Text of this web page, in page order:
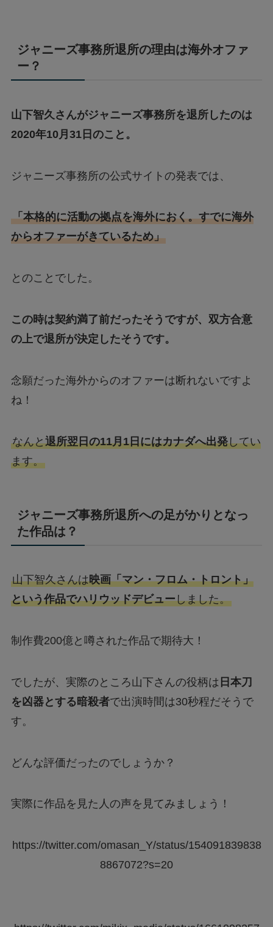
ジャニーズ事務所退所の理由は海外オファ
ー？
山下智久さんがジャニーズ事務所を退所したのは
2020年10月31日のこと。
ジャニーズ事務所の公式サイトの発表では、
「本格的に活動の拠点を海外におく。すでに海外
からオファーがきているため」
とのことでした。
この時は契約満了前だったそうですが、双方合意
の上で退所が決定したそうです。
念願だった海外からのオファーは断れないですよ
ね！
なんと退所翌日の11月1日にはカナダへ出発してい
ます。
ジャニーズ事務所退所への足がかりとなっ
た作品は？
山下智久さんは映画「マン・フロム・トロント」
という作品でハリウッドデビューしました。
制作費200億と噂された作品で期待大！
でしたが、実際のところ山下さんの役柄は 日本刀
を凶器とする暗殺者で出演時間は30秒程だそうで
す。
どんな評価だったのでしょうか？
実際に作品を見た人の声を見てみましょう！
https://twitter.com/omasan_Y/status/154091839838
8867072?s=20